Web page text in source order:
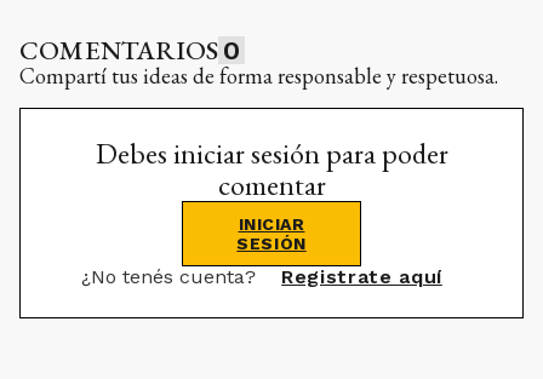
COMENTARIOS 0
Compartí tus ideas de forma responsable y respetuosa.
Debes iniciar sesión para poder
comentar
INICIAR
SESIÓN
¿No tenés cuenta? Registrate aquí